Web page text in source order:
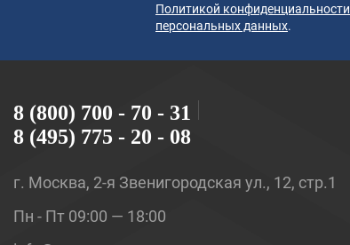
Политикой конфиденциальности
персональных данных.
8 (800) 700 - 70 - 31
8 (495) 775 - 20 - 08
г. Москва, 2-я Звенигородская ул., 12, стр.1
Пн - Пт 09:00 — 18:00